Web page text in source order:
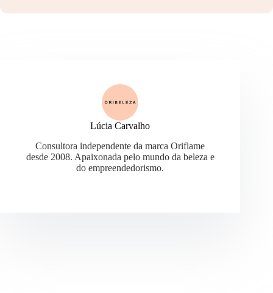
Lúcia Carvalho
Consultora independente da marca Oriflame
desde 2008. Apaixonada pelo mundo da beleza e
do empreendedorismo.